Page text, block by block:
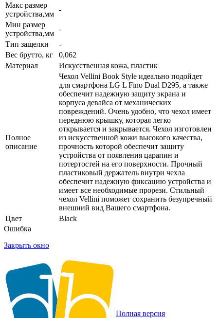
Макс размер
устройства,мм
-
Мин размер
устройства,мм
-
Тип защелки
-
Вес брутто, кг
0,062
Материал
Искусственная кожа, пластик
Полное
описание
Чехол Vellini Book Style идеально подойдет
для смартфона LG L Fino Dual D295, а также
обеспечит надежную защиту экрана и
корпуса девайса от механических
повреждений. Очень удобно, что чехол имеет
переднюю крышку, которая легко
открывается и закрывается. Чехол изготовлен
из искусственной кожи высокого качества,
прочность которой обеспечит защиту
устройства от появления царапин и
потертостей на его поверхности. Прочный
пластиковый держатель внутри чехла
обеспечит надежную фиксацию устройства и
имеет все необходимые прорези. Стильный
чехол Vellini поможет сохранить безупречный
внешний вид Вашего смартфона.
Цвет
Black
Ошибка
Закрыть окно
Полная версия